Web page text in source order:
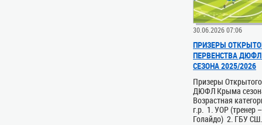
30.06.2026 07:06
ПРИЗЕРЫ
ПЕРВЕНСТВА
СЕЗОНА 2025/2026
Призеры
ДЮФЛ Крыма
Возрастная
г.р. 1. УОР (тренер
Голайдо) 2. ГБУ